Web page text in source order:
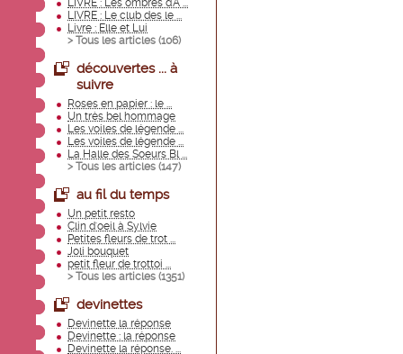
LIVRE : Les ombres d'A ...
LIVRE : Le club des le ...
Livre : Elle et Lui
> Tous les articles (106)
découvertes ... à
suivre
Roses en papier : le ...
Un très bel hommage
Les voiles de légende ...
Les voiles de légende ...
La Halle des Soeurs Bl ...
> Tous les articles (147)
au fil du temps
Un petit resto
Clin d'oeil à Sylvie
Petites fleurs de trot ...
Joli bouquet
petit fleur de trottoi ...
> Tous les articles (1351)
devinettes
Devinette la réponse
Devinette : la réponse
Devinette la réponse. ...